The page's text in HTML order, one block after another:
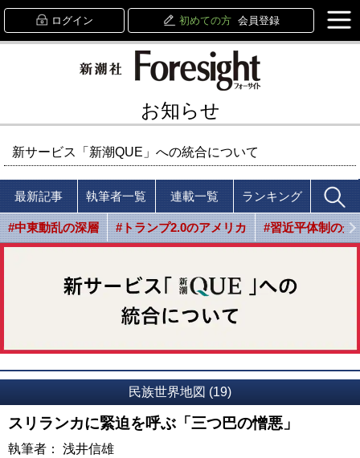
ログイン 初めての方 会員登録
お知らせ
新サービス「新潮QUE」への統合について
最新記事 執筆者一覧 連載一覧 ランキング
#中東動乱の深層 #トランプ2.0のアメリカ #習近平体制の光
民族世界地図 (19)
スリランカに緊迫を呼ぶ「三つ巴の憎悪」
執筆者： 浅井信雄